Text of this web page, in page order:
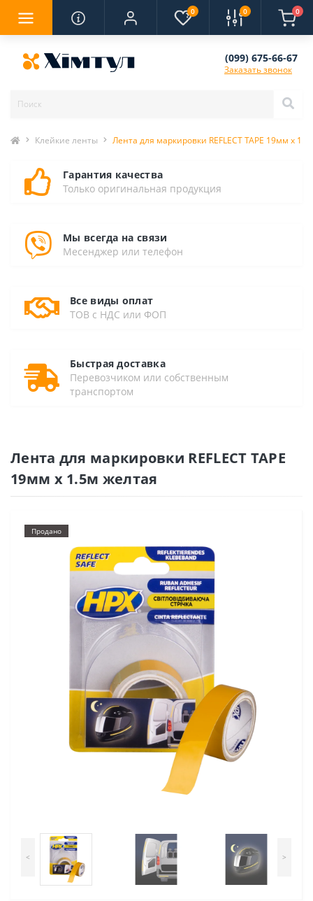
0 0 0
(099) 675-66-67
Заказать звонок
Клейкие ленты Лента для маркировки REFLECT TAPE 19мм х
Гарантия качества
Только оригинальная продукция
Мы всегда на связи
Месенджер или телефон
Все виды оплат
ТОВ с НДС или ФОП
Быстрая доставка
Перевозчиком или собственным
транспортом
Лента для маркировки REFLECT TAPE
19мм х 1.5м желтая
Продано
< >